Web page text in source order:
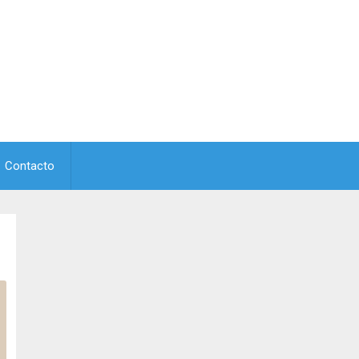
Contacto